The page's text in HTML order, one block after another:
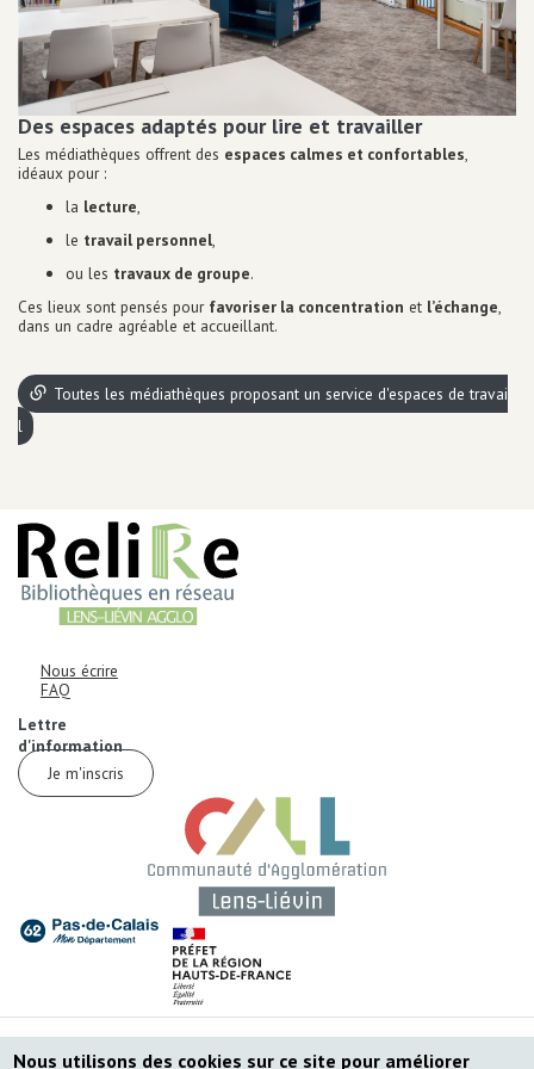
Nous utilisons des cookies sur ce site pour améliorer
Equipements numériques
Prêt de liseuse
Impression / Photocopie
Ecrivain public
Espaces de travail
Point détente
Equipements bébé
Boîtes de retour 24h/24
Portage à domicile
Tous les services
Infos
Des espaces adaptés pour lire et travailler
Les médiathèques offrent des espaces calmes et confortables,
idéaux pour :
la lecture,
le travail personnel,
ou les travaux de groupe.
Ces lieux sont pensés pour favoriser la concentration et l’échange,
dans un cadre agréable et accueillant.
Toutes les médiathèques proposant un service d'espaces de travai
l
AUTRES INFORMATIONS ET MENTIONS LÉGALES
Corps
Informations de contact
Nous écrire
FAQ
Corps
Lettre
d'information
Je m'inscris
Corps
MENU PIED DE PAGE